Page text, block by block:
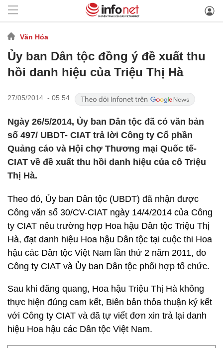
Văn Hóa
Ủy ban Dân tộc đồng ý đề xuất thu
hồi danh hiệu của Triệu Thị Hà
27/05/2014 - 05:54
Ngày 26/5/2014, Ủy ban Dân tộc đã có văn bản
số 497/ UBDT- CIAT trả lời Công ty Cổ phần
Quảng cáo và Hội chợ Thương mại Quốc tế-
CIAT về đề xuất thu hồi danh hiệu của cô Triệu
Thị Hà.
Theo đó, Ủy ban Dân tộc (UBDT) đã nhận được
Công văn số 30/CV-CIAT ngày 14/4/2014 của Công
ty CIAT nêu trường hợp Hoa hậu Dân tộc Triệu Thị
Hà, đạt danh hiệu Hoa hậu Dân tộc tại cuộc thi Hoa
hậu các Dân tộc Việt Nam lần thứ 2 năm 2011, do
Công ty CIAT và Ủy ban Dân tộc phối hợp tổ chức.
Sau khi đăng quang, Hoa hậu Triệu Thị Hà không
thực hiện đúng cam kết, Biên bản thỏa thuận ký kết
với Công ty CIAT và đã tự viết đơn xin trả lại danh
hiệu Hoa hậu các Dân tộc Việt Nam.